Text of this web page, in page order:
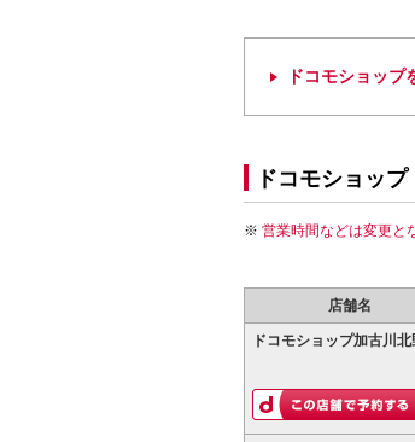
ドコモショップ
ドコモショップ
営業時間などは変更と
店舗名
ドコモショップ加古川